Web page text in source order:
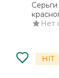
Нет